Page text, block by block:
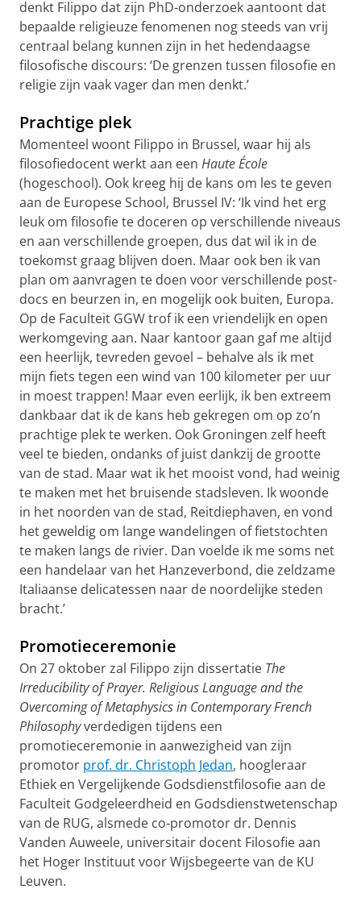
denkt Filippo dat zijn PhD-onderzoek aantoont dat
bepaalde religieuze fenomenen nog steeds van vrij
centraal belang kunnen zijn in het hedendaagse
filosofische discours: ‘De grenzen tussen filosofie en
religie zijn vaak vager dan men denkt.’
Prachtige plek
Momenteel woont Filippo in Brussel, waar hij als
filosofiedocent werkt aan een Haute École
(hogeschool). Ook kreeg hij de kans om les te geven
aan de Europese School, Brussel IV: ‘Ik vind het erg
leuk om filosofie te doceren op verschillende niveaus
en aan verschillende groepen, dus dat wil ik in de
toekomst graag blijven doen. Maar ook ben ik van
plan om aanvragen te doen voor verschillende post-
docs en beurzen in, en mogelijk ook buiten, Europa.
Op de Faculteit GGW trof ik een vriendelijk en open
werkomgeving aan. Naar kantoor gaan gaf me altijd
een heerlijk, tevreden gevoel – behalve als ik met
mijn fiets tegen een wind van 100 kilometer per uur
in moest trappen! Maar even eerlijk, ik ben extreem
dankbaar dat ik de kans heb gekregen om op zo’n
prachtige plek te werken. Ook Groningen zelf heeft
veel te bieden, ondanks of juist dankzij de grootte
van de stad. Maar wat ik het mooist vond, had weinig
te maken met het bruisende stadsleven. Ik woonde
in het noorden van de stad, Reitdiephaven, en vond
het geweldig om lange wandelingen of fietstochten
te maken langs de rivier. Dan voelde ik me soms net
een handelaar van het Hanzeverbond, die zeldzame
Italiaanse delicatessen naar de noordelijke steden
bracht.’
Promotieceremonie
On 27 oktober zal Filippo zijn dissertatie The
Irreducibility of Prayer. Religious Language and the
Overcoming of Metaphysics in Contemporary French
Philosophyverdedigen tijdens een
promotieceremonie in aanwezigheid van zijn
promotor prof. dr. Christoph Jedan, hoogleraar
Ethiek en Vergelijkende Godsdienstfilosofie aan de
Faculteit Godgeleerdheid en Godsdienstwetenschap
van de RUG, alsmede co-promotor dr. Dennis
Vanden Auweele, universitair docent Filosofie aan
het Hoger Instituut voor Wijsbegeerte van de KU
Leuven.